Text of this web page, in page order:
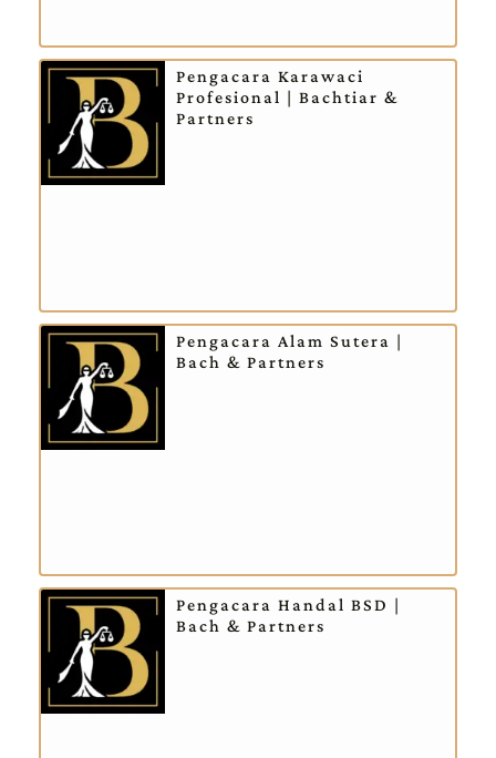
Pengacara Karawaci
Profesional | Bachtiar &
Partners
Pengacara Alam Sutera |
Bach & Partners
Pengacara Handal BSD |
Bach & Partners